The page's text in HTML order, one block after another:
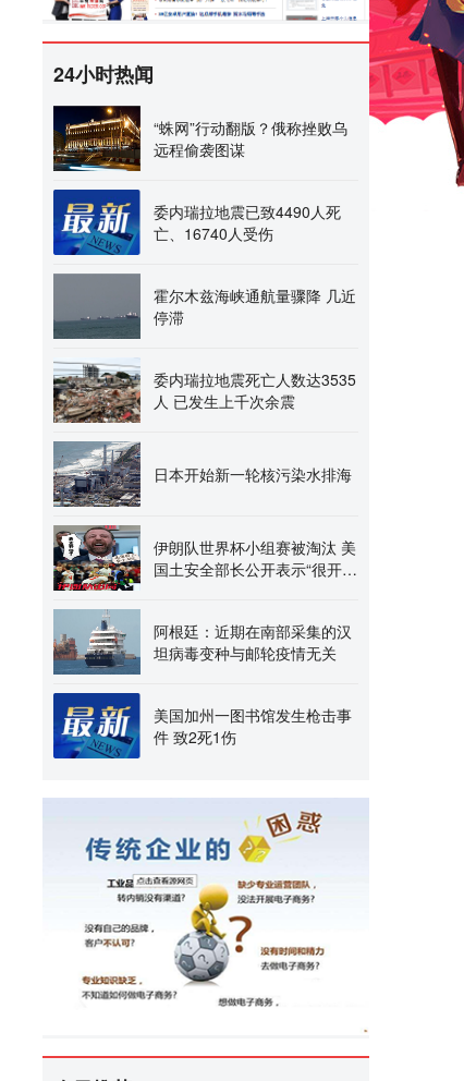
24小时热闻
“蛛网”行动翻版？俄称挫败乌
远程偷袭图谋
委内瑞拉地震已致4490人死
亡、16740人受伤
霍尔木兹海峡通航量骤降 几近
停滞
委内瑞拉地震死亡人数达3535
人 已发生上千次余震
日本开始新一轮核污染水排海
伊朗队世界杯小组赛被淘汰 美
国土安全部长公开表示“很开
阿根廷：近期在南部采集的汉
坦病毒变种与邮轮疫情无关
美国加州一图书馆发生枪击事
件 致2死1伤